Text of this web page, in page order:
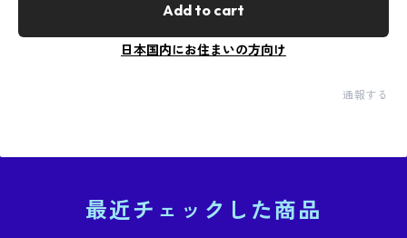
Add to cart
日本国内にお住まいの方向け
通報する
最近チェックした商品